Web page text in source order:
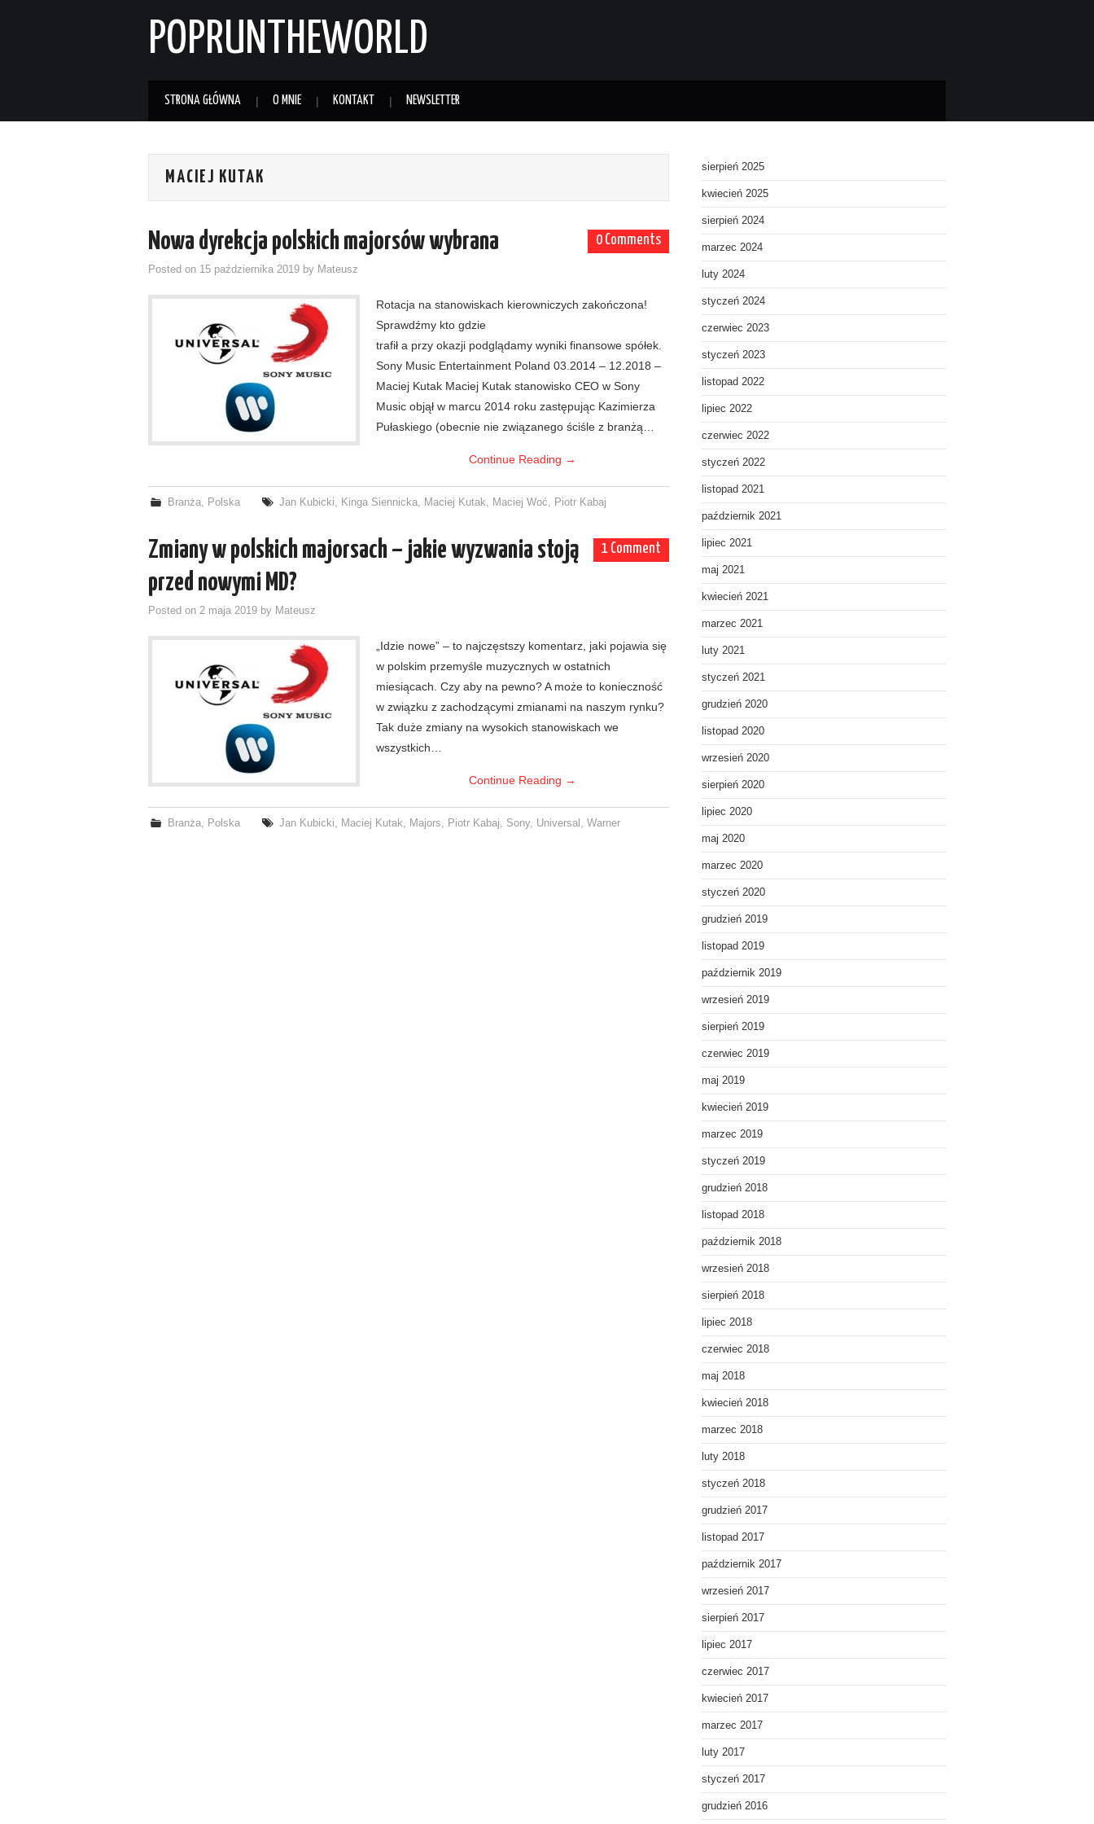
POPRUNTHEWORLD
STRONA GŁÓWNA O MNIE KONTAKT NEWSLETTER
MACIEJ KUTAK
0 Comments
Nowa dyrekcja polskich majorsów wybrana
Posted on 15 października 2019 by Mateusz
Rotacja na stanowiskach kierowniczych zakończona!
Sprawdźmy kto gdzie
trafił a przy okazji podglądamy wyniki finansowe spółek.
Sony Music Entertainment Poland 03.2014 – 12.2018 –
Maciej Kutak Maciej Kutak stanowisko CEO w Sony
Music objął w marcu 2014 roku zastępując Kazimierza
Pułaskiego (obecnie nie związanego ściśle z branżą…
Continue Reading →
Branża, Polska Jan Kubicki, Kinga Siennicka, Maciej Kutak, Maciej Woć, Piotr Kabaj
1 Comment
Zmiany w polskich majorsach – jakie wyzwania stoją
przed nowymi MD?
Posted on 2 maja 2019 by Mateusz
„Idzie nowe” – to najczęstszy komentarz, jaki pojawia się
w polskim przemyśle muzycznych w ostatnich
miesiącach. Czy aby na pewno? A może to konieczność
w związku z zachodzącymi zmianami na naszym rynku?
Tak duże zmiany na wysokich stanowiskach we
wszystkich…
Continue Reading →
Branża, Polska Jan Kubicki, Maciej Kutak, Majors, Piotr Kabaj, Sony, Universal ,Warner
sierpień 2025
kwiecień 2025
sierpień 2024
marzec 2024
luty 2024
styczeń 2024
czerwiec 2023
styczeń 2023
listopad 2022
lipiec 2022
czerwiec 2022
styczeń 2022
listopad 2021
październik 2021
lipiec 2021
maj 2021
kwiecień 2021
marzec 2021
luty 2021
styczeń 2021
grudzień 2020
listopad 2020
wrzesień 2020
sierpień 2020
lipiec 2020
maj 2020
marzec 2020
styczeń 2020
grudzień 2019
listopad 2019
październik 2019
wrzesień 2019
sierpień 2019
czerwiec 2019
maj 2019
kwiecień 2019
marzec 2019
styczeń 2019
grudzień 2018
listopad 2018
październik 2018
wrzesień 2018
sierpień 2018
lipiec 2018
czerwiec 2018
maj 2018
kwiecień 2018
marzec 2018
luty 2018
styczeń 2018
grudzień 2017
listopad 2017
październik 2017
wrzesień 2017
sierpień 2017
lipiec 2017
czerwiec 2017
kwiecień 2017
marzec 2017
luty 2017
styczeń 2017
grudzień 2016